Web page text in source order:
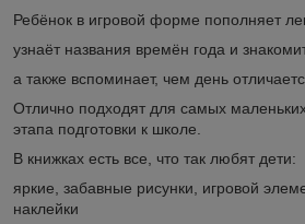
Ребёнок в игровой форме пополняет
узнаёт названия времён года и
а также вспоминает, чем день
Отлично подходят для самых
этапа подготовки к школе.
В книжках есть все, что так любят дети:
яркие, забавные рисунки, игровой
наклейки